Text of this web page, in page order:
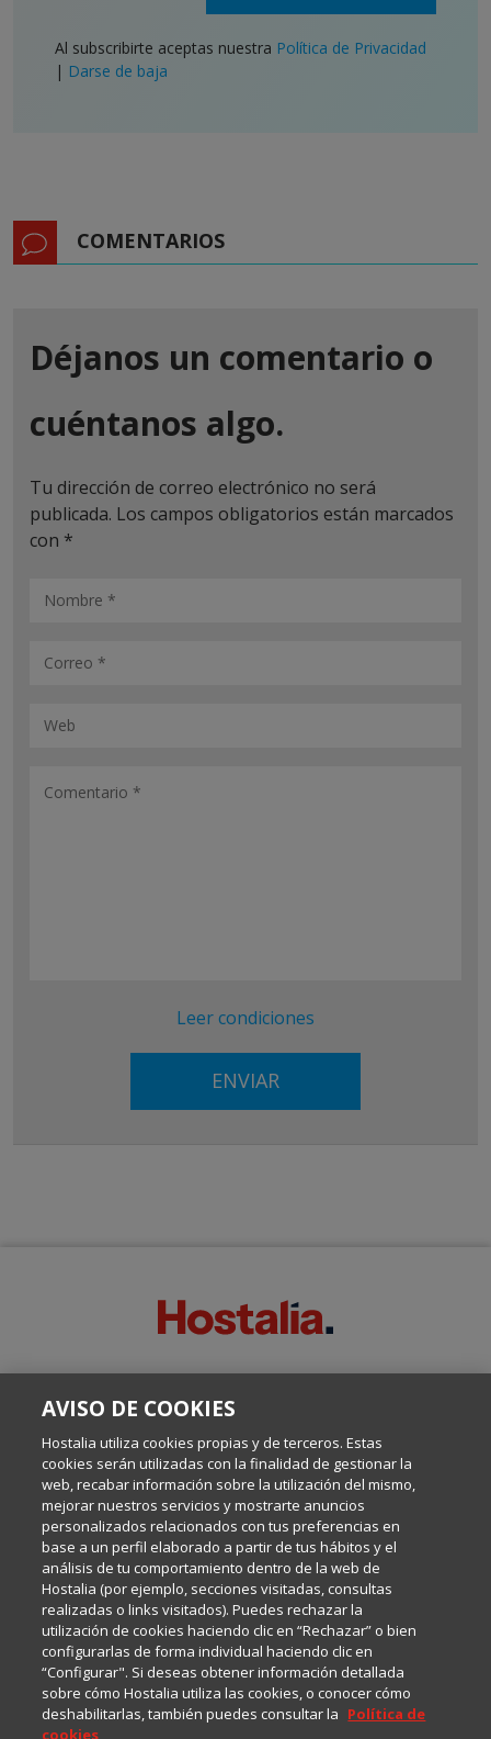
Al subscribirte aceptas nuestra Política de Privacidad
| Darse de baja
COMENTARIOS
Déjanos un comentario o
cuéntanos algo.
Tu dirección de correo electrónico no será
publicada. Los campos obligatorios están marcados
con *
Leer condiciones
Escrito por el equipo de Comunicación de Hostalia, dirigido por
Internet y Tecnología.
Política de privacidad
Política de cookies
Aviso legal
AVISO DE COOKIES
Hostalia utiliza cookies propias y de terceros. Estas
cookies serán utilizadas con la finalidad de gestionar la
web, recabar información sobre la utilización del mismo,
mejorar nuestros servicios y mostrarte anuncios
personalizados relacionados con tus preferencias en
base a un perfil elaborado a partir de tus hábitos y el
análisis de tu comportamiento dentro de la web de
Hostalia (por ejemplo, secciones visitadas, consultas
realizadas o links visitados). Puedes rechazar la
utilización de cookies haciendo clic en “Rechazar” o bien
configurarlas de forma individual haciendo clic en
“Configurar". Si deseas obtener información detallada
sobre cómo Hostalia utiliza las cookies, o conocer cómo
deshabilitarlas, también puedes consultar la Política de
cookies